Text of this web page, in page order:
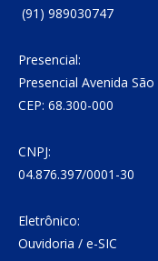
(91) 989030747
Presencial:
Presencial Avenida
CEP: 68.300-000
CNPJ:
04.876.397/0001-30
Eletrônico:
Ouvidoria / e-SIC